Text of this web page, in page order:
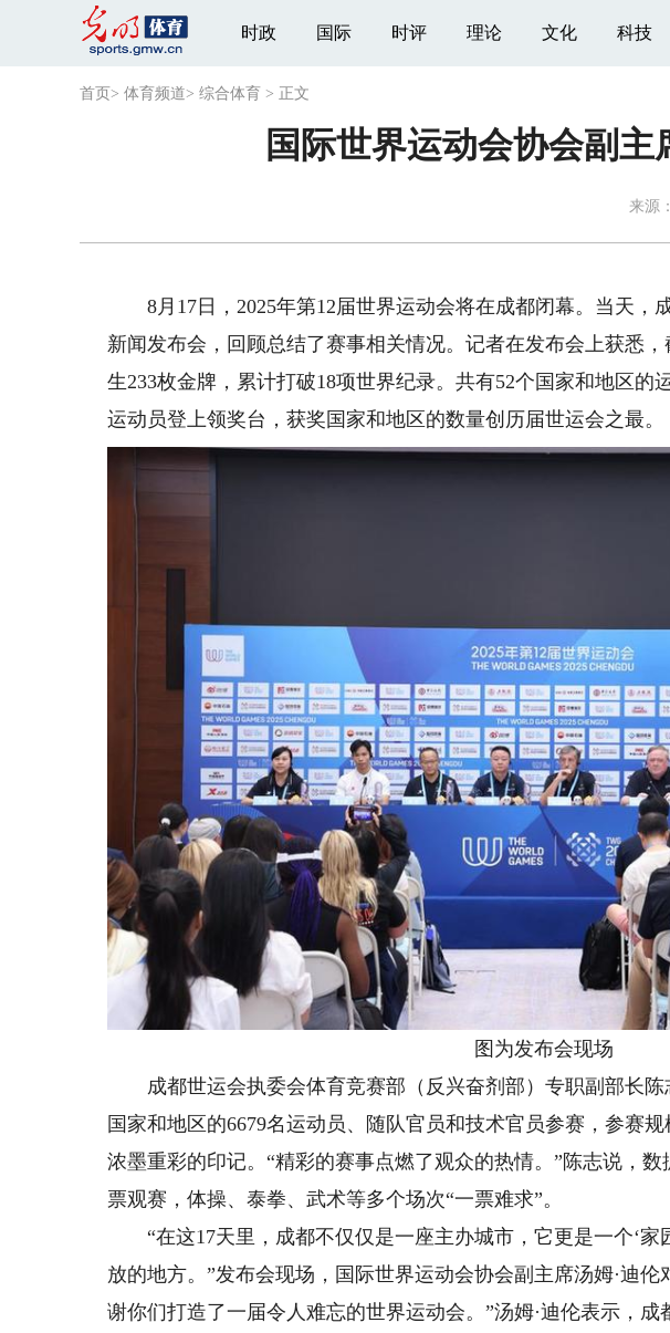
时政 国际 时评 理论 文化 科技
首页 > 体育频道> 综合体育 > 正文
国际世界运动会协会副
来源：
8月17日，2025年第12届世界运动会将在成都闭幕。当天，
新闻发布会，回顾总结了赛事相关情况。记者在发布会上获悉
生233枚金牌，累计打破18项世界纪录。共有52个国家和地区的
运动员登上领奖台，获奖国家和地区的数量创历届世运会之最。
图为发布会现场
成都世运会执委会体育竞赛部（反兴奋剂部）专职副部长陈
国家和地区的6679名运动员、随队官员和技术官员参赛，参赛
浓墨重彩的印记。“精彩的赛事点燃了观众的热情。”陈志说，
票观赛，体操、泰拳、武术等多个场次“一票难求”。
“在这17天里，成都不仅仅是一座主办城市，它更是一个‘
放的地方。”发布会现场，国际世界运动会协会副主席汤姆·迪
谢你们打造了一届令人难忘的世界运动会。”汤姆·迪伦表示，